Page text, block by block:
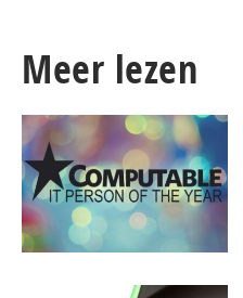
Meer lezen